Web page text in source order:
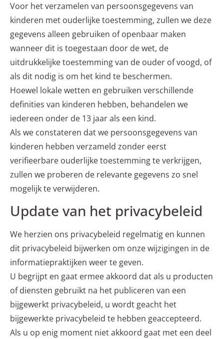
Voor het verzamelen van persoonsgegevens van
kinderen met ouderlijke toestemming, zullen we deze
gegevens alleen gebruiken of openbaar maken
wanneer dit is toegestaan door de wet, de
uitdrukkelijke toestemming van de ouder of voogd, of
als dit nodig is om het kind te beschermen.
Hoewel lokale wetten en gebruiken verschillende
definities van kinderen hebben, behandelen we
iedereen onder de 13 jaar als een kind.
Als we constateren dat we persoonsgegevens van
kinderen hebben verzameld zonder eerst
verifieerbare ouderlijke toestemming te verkrijgen,
zullen we proberen de relevante gegevens zo snel
mogelijk te verwijderen.
Update van het privacybeleid
We herzien ons privacybeleid regelmatig en kunnen
dit privacybeleid bijwerken om onze wijzigingen in de
informatiepraktijken weer te geven.
U begrijpt en gaat ermee akkoord dat als u producten
of diensten gebruikt na het publiceren van een
bijgewerkt privacybeleid, u wordt geacht het
bijgewerkte privacybeleid te hebben geaccepteerd.
Als u op enig moment niet akkoord gaat met een deel